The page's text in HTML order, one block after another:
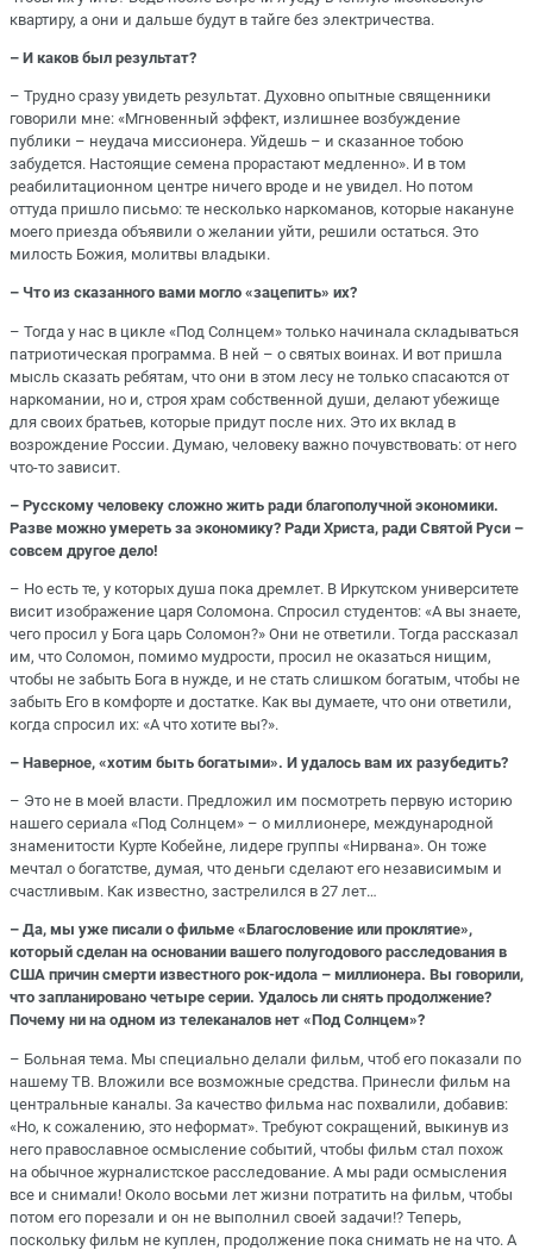
квартиру, а они и дальше будут в тайге без электричества.
– И каков был результат?
– Трудно сразу увидеть результат. Духовно опытные священники
говорили мне: «Мгновенный эффект, излишнее возбуждение
публики – неудача миссионера. Уйдешь – и сказанное тобою
забудется. Настоящие семена прорастают медленно». И в том
реабилитационном центре ничего вроде и не увидел. Но потом
оттуда пришло письмо: те несколько наркоманов, которые накануне
моего приезда объявили о желании уйти, решили остаться. Это
милость Божия, молитвы владыки.
– Что из сказанного вами могло «зацепить» их?
– Тогда у нас в цикле «Под Солнцем» только начинала складываться
патриотическая программа. В ней – о святых воинах. И вот пришла
мысль сказать ребятам, что они в этом лесу не только спасаются от
наркомании, но и, строя храм собственной души, делают убежище
для своих братьев, которые придут после них. Это их вклад в
возрождение России. Думаю, человеку важно почувствовать: от него
что-то зависит.
– Русскому человеку сложно жить ради благополучной экономики.
Разве можно умереть за экономику? Ради Христа, ради Святой Руси –
совсем другое дело!
– Но есть те, у которых душа пока дремлет. В Иркутском университете
висит изображение царя Соломона. Спросил студентов: «А вы знаете,
чего просил у Бога царь Соломон?» Они не ответили. Тогда рассказал
им, что Соломон, помимо мудрости, просил не оказаться нищим,
чтобы не забыть Бога в нужде, и не стать слишком богатым, чтобы не
забыть Его в комфорте и достатке. Как вы думаете, что они ответили,
когда спросил их: «А что хотите вы?».
– Наверное, «хотим быть богатыми». И удалось вам их разубедить?
– Это не в моей власти. Предложил им посмотреть первую историю
нашего сериала «Под Солнцем» – о миллионере, международной
знаменитости Курте Кобейне, лидере группы «Нирвана». Он тоже
мечтал о богатстве, думая, что деньги сделают его независимым и
счастливым. Как известно, застрелился в 27 лет…
– Да, мы уже писали о фильме «Благословение или проклятие»,
который сделан на основании вашего полугодового расследования в
США причин смерти известного рок-идола – миллионера. Вы говорили,
что запланировано четыре серии. Удалось ли снять продолжение?
Почему ни на одном из телеканалов нет «Под Солнцем»?
– Больная тема. Мы специально делали фильм, чтоб его показали по
нашему ТВ. Вложили все возможные средства. Принесли фильм на
центральные каналы. За качество фильма нас похвалили, добавив:
«Но, к сожалению, это неформат». Требуют сокращений, выкинув из
него православное осмысление событий, чтобы фильм стал похож
на обычное журналистское расследование. А мы ради осмысления
все и снимали! Около восьми лет жизни потратить на фильм, чтобы
потом его порезали и он не выполнил своей задачи!? Теперь,
поскольку фильм не куплен, продолжение пока снимать не на что. А